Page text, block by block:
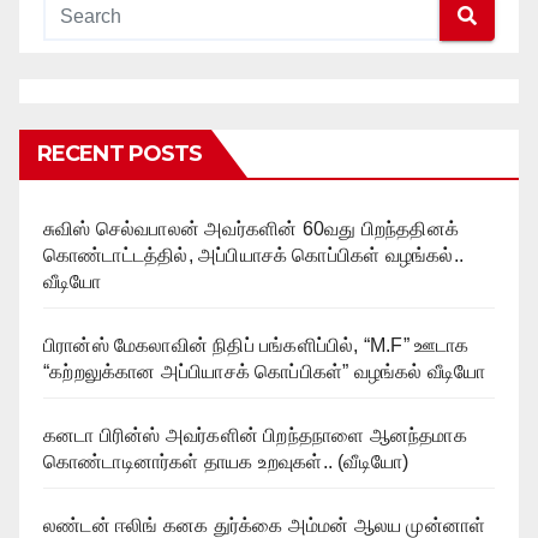
RECENT POSTS
சுவிஸ் செல்வபாலன் அவர்களின் 60வது பிறந்ததினக்
கொண்டாட்டத்தில், அப்பியாசக் கொப்பிகள் வழங்கல்..
வீடியோ
பிரான்ஸ் மேகலாவின் நிதிப் பங்களிப்பில், “M.F” ஊடாக
“கற்றலுக்கான அப்பியாசக் கொப்பிகள்” வழங்கல் வீடியோ
கனடா பிரின்ஸ் அவர்களின் பிறந்தநாளை ஆனந்தமாக
கொண்டாடினார்கள் தாயக உறவுகள்.. (வீடியோ)
லண்டன் ஈலிங் கனக துர்க்கை அம்மன் ஆலய முன்னாள்